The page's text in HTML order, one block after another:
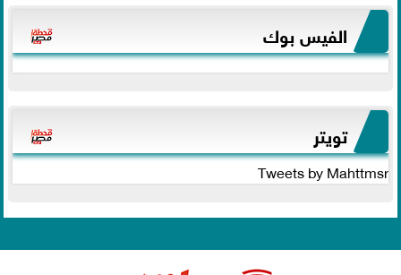
الفيس بوك
تويتر
Tweets by Mahttmsr